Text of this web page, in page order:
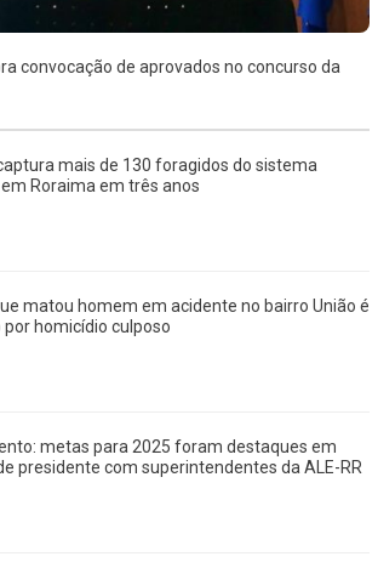
convocação de aprovados no concurso da
mais de 130 foragidos do sistema
Roraima em três anos
matou homem em acidente no bairro União é
por homicídio culposo
metas para 2025 foram destaques em
presidente com superintendentes da ALE-RR